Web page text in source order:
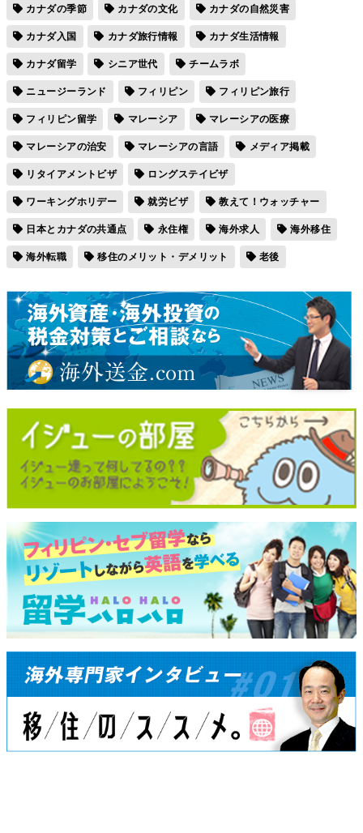
カナダの季節
カナダの文化
カナダの自然災害
カナダ入国
カナダ旅行情報
カナダ生活情報
カナダ留学
シニア世代
チームラボ
ニュージーランド
フィリピン
フィリピン旅行
フィリピン留学
マレーシア
マレーシアの医療
マレーシアの治安
マレーシアの言語
メディア掲載
リタイアメントビザ
ロングステイビザ
ワーキングホリデー
就労ビザ
教えて！ウォッチャー
日本とカナダの共通点
永住権 海外求人
海外移住
海外転職
移住のメリット・デメリット 老後